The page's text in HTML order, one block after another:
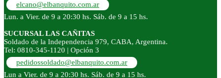
elcano@elbanquito.com.ar
Lun. a Vier. de 9 a 20:30 hs. Sáb. de 9 a 15 hs.
SUCURSAL LAS CAÑITAS
Soldado de la Independencia 979, CABA, Argentina.
Tel: 0810-345-1120 | Opción 3
pedidossoldado@elbanquito.com.ar
Lun a Vier. de 9 a 20:30 hs. Sáb. de 9 a 15 hs.